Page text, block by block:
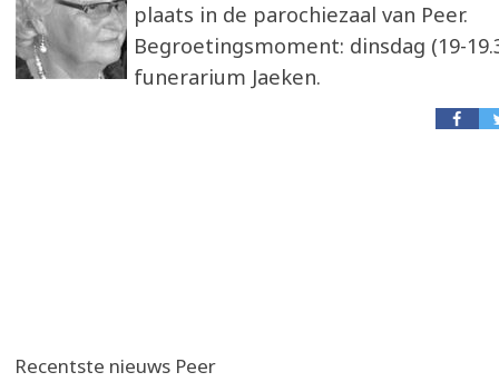
plaats in de parochiezaal van Peer.
Begroetingsmoment: dinsdag (19-
funerarium Jaeken.
Recentste nieuws Peer